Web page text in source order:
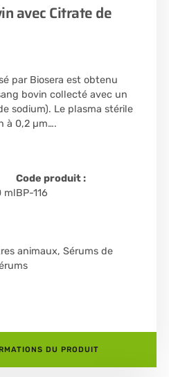
avec Citrate de
par Biosera est obtenu
bovin collecté avec un
sodium). Le plasma stérile
à 0,2 µm….
ml
Code produit :
BP-116
animaux, Sérums de
DU PRODUIT